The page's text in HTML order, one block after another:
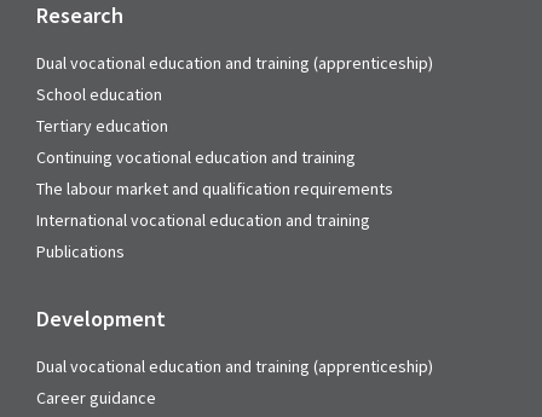
Research
Dual vocational education and training (apprenticeship)
School education
Tertiary education
Continuing vocational education and training
The labour market and qualification requirements
International vocational education and training
Publications
Development
Dual vocational education and training (apprenticeship)
Career guidance